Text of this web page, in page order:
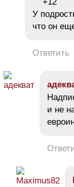
+12
У
что он
Ответить
и не